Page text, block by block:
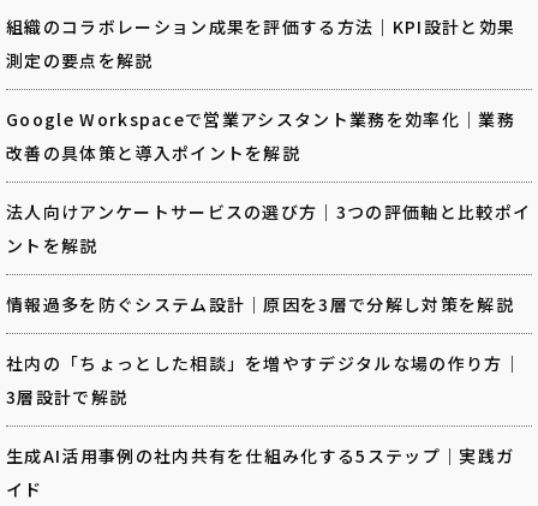
組織のコラボレーション成果を評価する方法｜KPI設計と効果
測定の要点を解説
Google Workspaceで営業アシスタント業務を効率化｜業務
改善の具体策と導入ポイントを解説
法人向けアンケートサービスの選び方｜3つの評価軸と比較ポイ
ントを解説
情報過多を防ぐシステム設計｜原因を3層で分解し対策を解説
社内の「ちょっとした相談」を増やすデジタルな場の作り方｜
3層設計で解説
生成AI活用事例の社内共有を仕組み化する5ステップ｜実践ガ
イド